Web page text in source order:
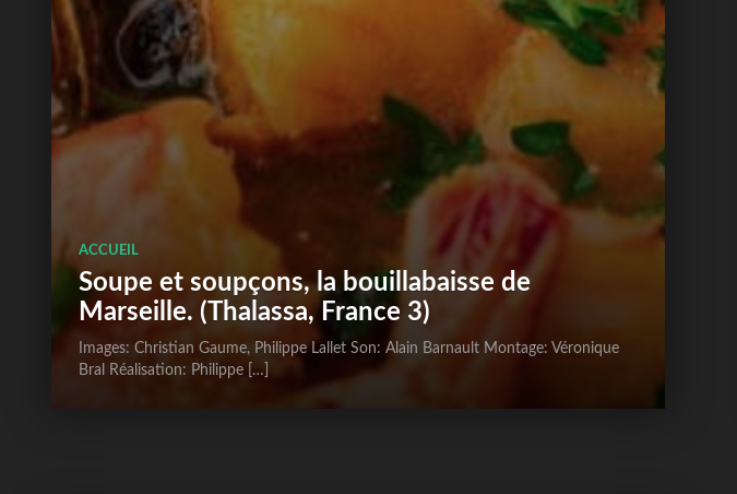
ACCUEIL
Soupe et soupçons, la bouillabaisse de
Marseille. (Thalassa, France 3)
Images: Christian Gaume, Philippe Lallet Son: Alain Barnault Montage: Véronique
Bral Réalisation: Philippe […]